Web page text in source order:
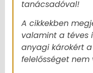
tanácsadóval!
A cikkekben
valamint a téves
anyagi károkért
felelősséget nem